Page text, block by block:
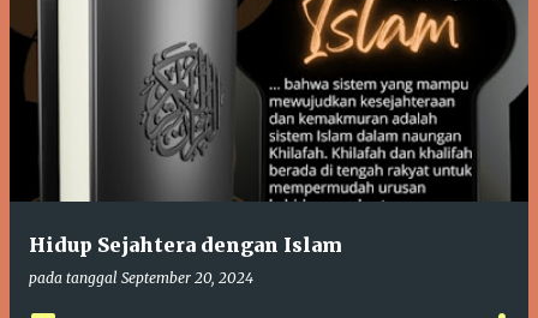
Hidup Sejahtera dengan Islam
pada tanggal September 20, 2024